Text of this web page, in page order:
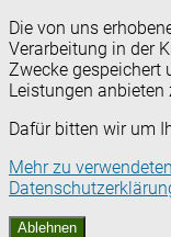
Die von uns
Verarbeitung in der
Zwecke gespeichert
Leistungen anbieten
Dafür bitten wir um
Mehr zu
Ablehnen